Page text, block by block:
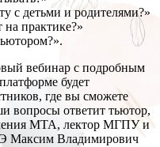
с детьми и родителями?»
на практике?»
вебинар с подробным
будет
где вы сможете
вопросы ответит тьютор,
МТА, лектор МГПУ и
Максим Владимирович